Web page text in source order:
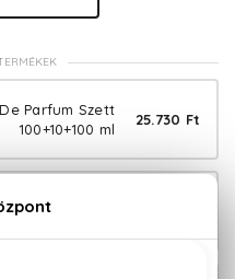
Parfum Szett
100+10+100 ml
25.730 Ft
Toilette Szett
100+100+150 ml